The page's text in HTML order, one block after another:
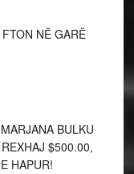
NË GARË
BULKU
$500.00,
HAPUR!